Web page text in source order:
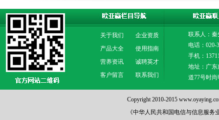
关于我们
企业资质
产品大全
使用指南
营养资讯
诚聘英才
客户留言
联系我们
联系人：秦
电话：020-
手机：
地址：广
道77号时尚
Copyright 2010-2015
《中华人民共和国电信与信息服